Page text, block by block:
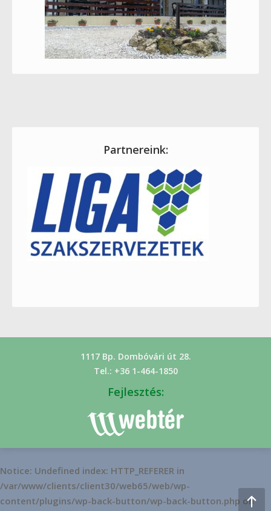
Partnereink:
1117 Bp. Dombóvári út 28.
Tel.: +36 1-464-1850
Fejlesztés:
Notice: Undefined index: HTTP_REFERER in
/var/www/clients/client30/web65/web/wp-
content/plugins/wp-back-button/wp-back-button.php on